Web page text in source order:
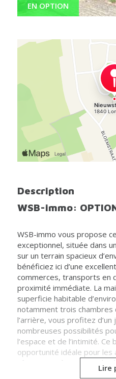
EN OPTION
Description
WSB-immo:
WSB-immo vous propose
exceptionnel, située dans
sur un terrain spacieux
bénéficiez ici d’une
commerces, transports en
proximité immédiate. La
superficie habitable
notamment trois chambres
l’arrière, vous profitez
nombreuses possibilités
l’espace et de l’intimité. Ce
opportunité idéale pour les
rénover entièrement selon
investisseurs à la
Lire